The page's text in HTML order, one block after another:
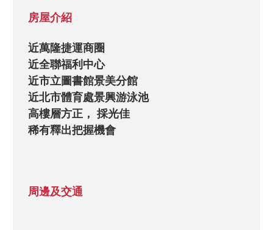
房屋介紹
近萬隆捷運商圈
近全聯福利中心
近市立圖書館景美分館
近北市體育處景興游泳池
高樓層方正， 採光佳
稀有釋出把握機會
周邊及交通